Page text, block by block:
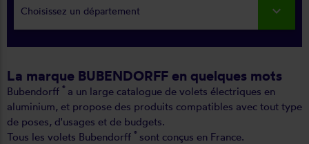
Choisissez un département
La marque BUBENDORFF en quelques mots
Bubendorff ® a un large catalogue de volets électriques en
aluminium, et propose des produits compatibles avec tout type
de poses, d'usages et de budgets.
Tous les volets Bubendorff ® sont conçus en France.